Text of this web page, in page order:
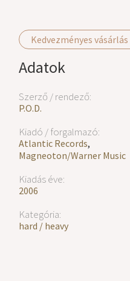
Kedvezményes vásárlás
Adatok
Szerző / rendező:
P.O.D.
Kiadó / forgalmazó:
Atlantic Records,
Magneoton/Warner Music
Kiadás éve:
2006
Kategória:
hard / heavy